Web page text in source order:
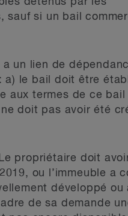
sauf si un bail
un lien de
a) le bail doit être
aux termes de ce bail
doit pas avoir été
Le propriétaire doit
ou l’immeuble a
développé ou
de sa demande